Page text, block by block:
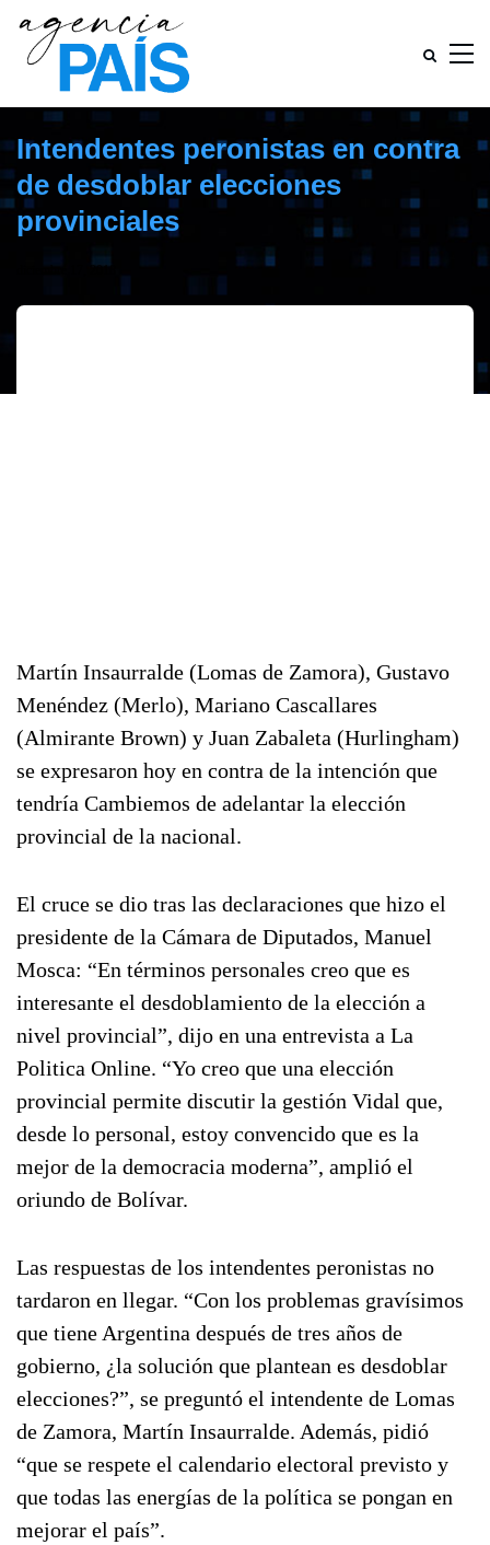
Intendentes peronistas en contra
de desdoblar elecciones
provinciales
diciembre 17, 2018
Martín Insaurralde (Lomas de Zamora), Gustavo
Menéndez (Merlo), Mariano Cascallares
(Almirante Brown) y Juan Zabaleta (Hurlingham)
se expresaron hoy en contra de la intención que
tendría Cambiemos de adelantar la elección
provincial de la nacional.
El cruce se dio tras las declaraciones que hizo el
presidente de la Cámara de Diputados, Manuel
Mosca: “En términos personales creo que es
interesante el desdoblamiento de la elección a
nivel provincial”, dijo en una entrevista a La
Politica Online. “Yo creo que una elección
provincial permite discutir la gestión Vidal que,
desde lo personal, estoy convencido que es la
mejor de la democracia moderna”, amplió el
oriundo de Bolívar.
Las respuestas de los intendentes peronistas no
tardaron en llegar. “Con los problemas gravísimos
que tiene Argentina después de tres años de
gobierno, ¿la solución que plantean es desdoblar
elecciones?”, se preguntó el intendente de Lomas
de Zamora, Martín Insaurralde. Además, pidió
“que se respete el calendario electoral previsto y
que todas las energías de la política se pongan en
mejorar el país”.